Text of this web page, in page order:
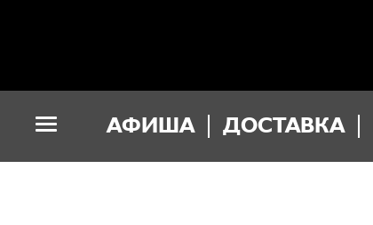
АФИША ДОСТАВКА